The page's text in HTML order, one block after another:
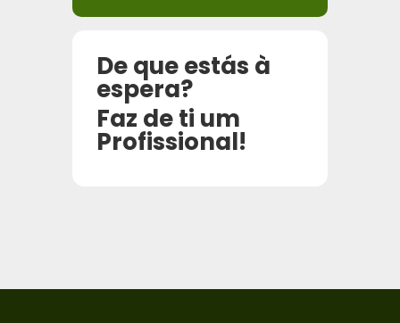
De que estás à
espera?
Faz de ti um
Profissional!